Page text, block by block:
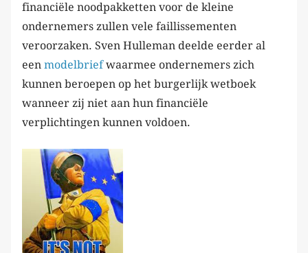
financiële noodpakketten voor de kleine
ondernemers zullen vele faillissementen
veroorzaken. Sven Hulleman deelde eerder al
een modelbriefwaarmee ondernemers zich
kunnen beroepen op het burgerlijk wetboek
wanneer zij niet aan hun financiële
verplichtingen kunnen voldoen.